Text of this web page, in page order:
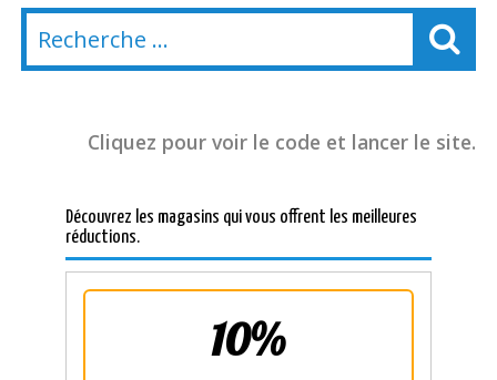
Cliquez pour voir le code et lancer le site.
Découvrez les magasins qui vous offrent les meilleures
réductions.
10%